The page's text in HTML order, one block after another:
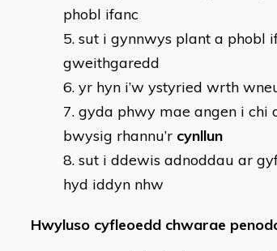
phobl ifanc
sut i gynnwys plant a phobl
gweithgaredd
yr hyn i’w ystyried wrth
gyda phwy mae angen i chi
bwysig rhannu’r cynllun
sut i ddewis adnoddau ar
hyd iddyn nhw
Hwyluso cyfleoedd chwarae